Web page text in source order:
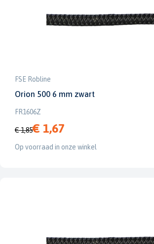
FSE Robline
Orion 500 6 mm zwart
FR1606Z
€ 1,85€ 1,67
Op voorraad in onze winkel